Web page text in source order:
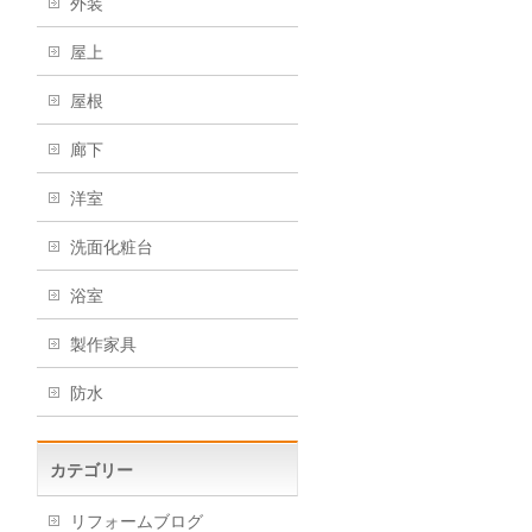
屋上
屋根
廊下
洋室
洗面化粧台
浴室
製作家具
防水
カテゴリー
リフォームブログ